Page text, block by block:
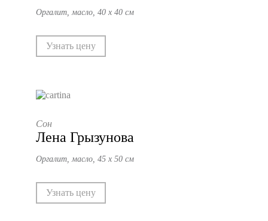
Оргалит, масло, 40 х 40 см
Узнать цену
Сон
Лена Грызунова
Оргалит, масло, 45 х 50 см
Узнать цену